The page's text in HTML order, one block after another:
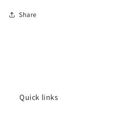
Share
Quick links